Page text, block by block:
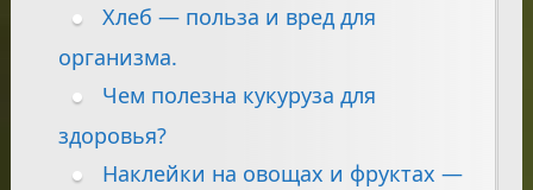
Хлеб — польза и вред для
организма.
Чем полезна кукуруза для
здоровья?
Наклейки на овощах и фруктах —